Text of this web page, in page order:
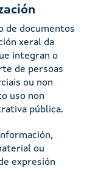
de documentos
xeral da
integran o
de persoas
ou non
uso non
pública.
ou
expresión